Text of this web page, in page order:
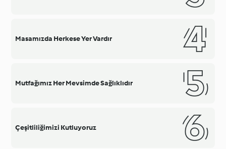
Masamızda Herkese Yer Vardır
Mutfağımız Her Mevsimde Sağlıklıdır
Çeşitliliğimizi Kutluyoruz